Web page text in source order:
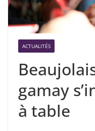
ACTUALITÉS
gamay
à table